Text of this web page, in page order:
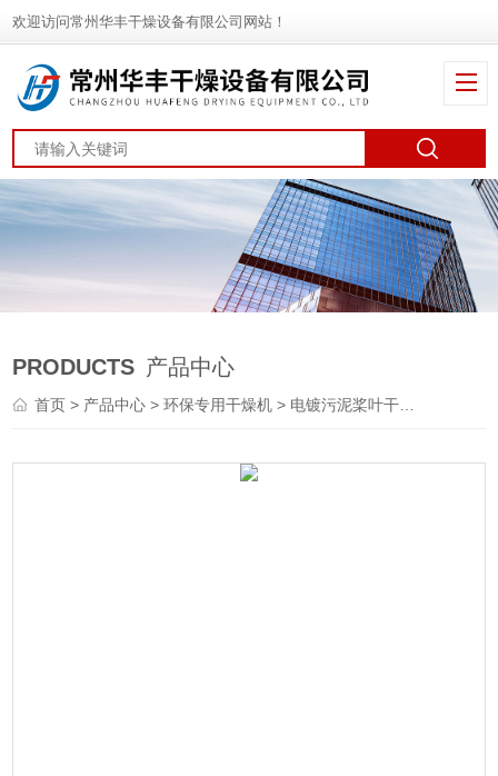
欢迎访问常州华丰干燥设备有限公司网站！
PRODUCTS 产品中心
首页> 产品中心 >环保专用干燥机 > 电镀污泥桨叶干燥机